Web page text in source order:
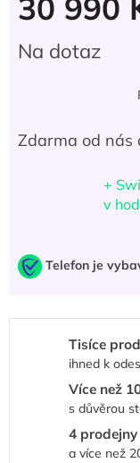
30 990
Měrná
cena:
Na dotaz
Zdarma od nás
+
v
Telefon je
Tisíce
ihned k
Více než
s důvěrou
4 prodejny
a více než